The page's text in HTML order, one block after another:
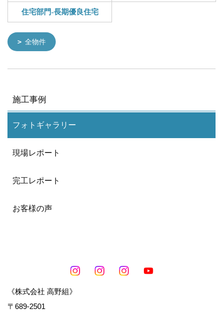
住宅部門-長期優良住宅
全物件
施工事例
フォトギャラリー
現場レポート
完工レポート
お客様の声
《株式会社 高野組》
〒689-2501